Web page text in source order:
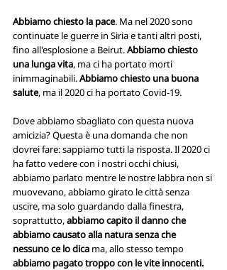
Abbiamo chiesto la pace. Ma nel 2020 sono
continuate le guerre in Siria e tanti altri posti,
fino all'esplosione a Beirut. Abbiamo chiesto
una lunga vita, ma ci ha portato morti
inimmaginabili. Abbiamo chiesto una buona
salute, ma il 2020 ci ha portato Covid-19.
Dove abbiamo sbagliato con questa nuova
amicizia? Questa è una domanda che non
dovrei fare: sappiamo tutti la risposta. Il 2020 ci
ha fatto vedere con i nostri occhi chiusi,
abbiamo parlato mentre le nostre labbra non si
muovevano, abbiamo girato le città senza
uscire, ma solo guardando dalla finestra,
soprattutto, abbiamo capito il danno che
abbiamo causato alla natura senza che
nessuno ce lo dica ma, allo stesso tempo
abbiamo pagato troppo con le vite innocenti.